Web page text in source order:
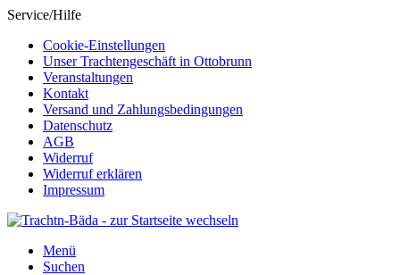
Service/Hilfe
Cookie-Einstellungen
Unser Trachtengeschäft in Ottobrunn
Veranstaltungen
Kontakt
Versand und Zahlungsbedingungen
Datenschutz
AGB
Widerruf
Widerruf erklären
Impressum
Menü
Suchen